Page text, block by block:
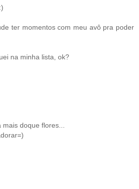
ter momentos com meu avô pra poder
na minha lista, ok?
mais doque flores...